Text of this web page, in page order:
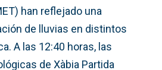
han reflejado una
de lluvias en distintos
A las 12:40 horas, las
de Xàbia Partida